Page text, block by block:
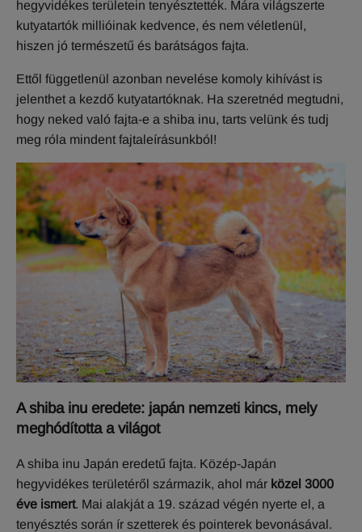
hegyvidékes területein tenyésztették. Mára világszerte
kutyatartók millióinak kedvence, és nem véletlenül,
hiszen jó természetű és barátságos fajta.
Ettől függetlenül azonban nevelése komoly kihívást is
jelenthet a kezdő kutyatartóknak. Ha szeretnéd megtudni,
hogy neked való fajta-e a shiba inu, tarts velünk és tudj
meg róla mindent fajtaleírásunkból!
A shiba inu eredete: japán nemzeti kincs, mely
meghódította a világot
A shiba inu Japán eredetű fajta. Közép-Japán
hegyvidékes területéről származik, ahol már közel 3000
éve ismert. Mai alakját a 19. század végén nyerte el, a
tenyésztés során ír szetterek és pointerek bevonásával.